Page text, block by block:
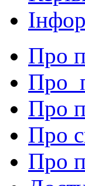
Про
Про
Про
Про
Про